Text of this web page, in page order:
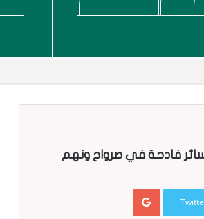
فادحة في صرواح ونهم
Google+